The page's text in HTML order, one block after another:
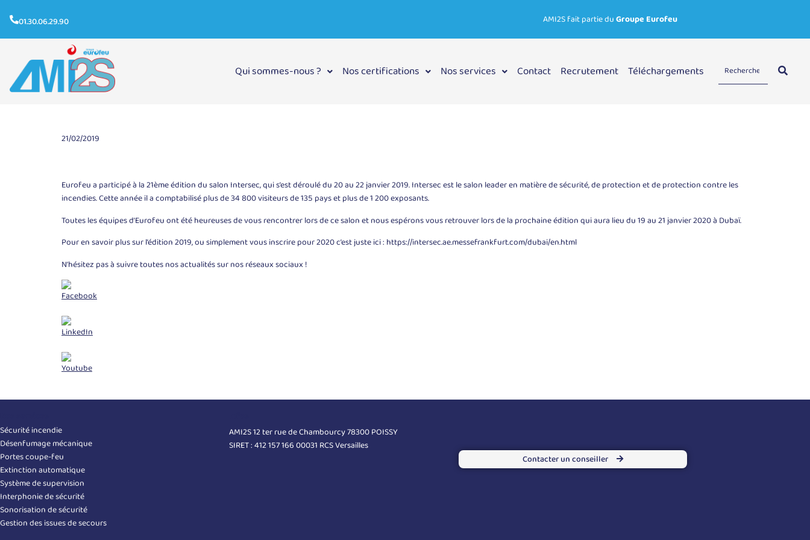
01.30.06.29.90 AMI2S fait partie duGroupe Eurofeu
Qui sommes-nous ? Nos certifications Nos services Contact Recrutement Téléchargements
21/02/2019
Eurofeu a participé à la 21ème édition du salon Intersec, qui s’est déroulé du 20 au 22 janvier 2019. Intersec est le salon leader en matière de sécurité, de protection et de protection contre les
incendies. Cette année il a comptabilisé plus de 34 800 visiteurs de 135 pays et plus de 1 200 exposants.
Toutes les équipes d’Eurofeu ont été heureuses de vous rencontrer lors de ce salon et nous espérons vous retrouver lors de la prochaine édition qui aura lieu du 19 au 21 janvier 2020 à Dubaï.
Pour en savoir plus sur l’édition 2019, ou simplement vous inscrire pour 2020 c’est juste ici : https://intersec.ae.messefrankfurt.com/dubai/en.html
N’hésitez pas à suivre toutes nos actualités sur nos réseaux sociaux !
Sécurité incendie
Désenfumage mécanique
Portes coupe-feu
Extinction automatique
Système de supervision
Interphonie de sécurité
Sonorisation de sécurité
Gestion des issues de secours
AMI2S 12 ter rue de Chambourcy 78300 POISSY
SIRET : 412 157 166 00031 RCS Versailles
Contacter un conseiller